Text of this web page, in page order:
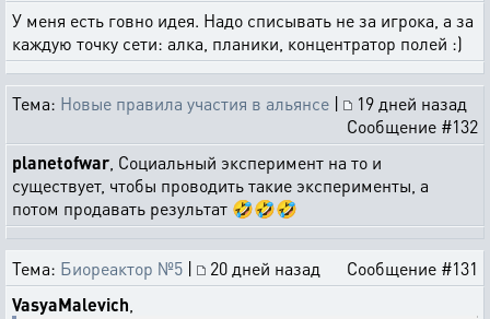
У меня есть говно идея. Надо списывать не за игрока, а за
каждую точку сети: алка, планики, концентратор полей :)
Тема: Новые правила участия в альянсе |
19 дней назад
Сообщение #132
planetofwar , Социальный эксперимент на то и
существует, чтобы проводить такие эксперименты, а
потом продавать результат 🤣🤣🤣
Тема: Биореактор №5 | 20 дней назад
Сообщение #131
VasyaMalevich